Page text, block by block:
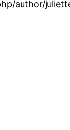
author/